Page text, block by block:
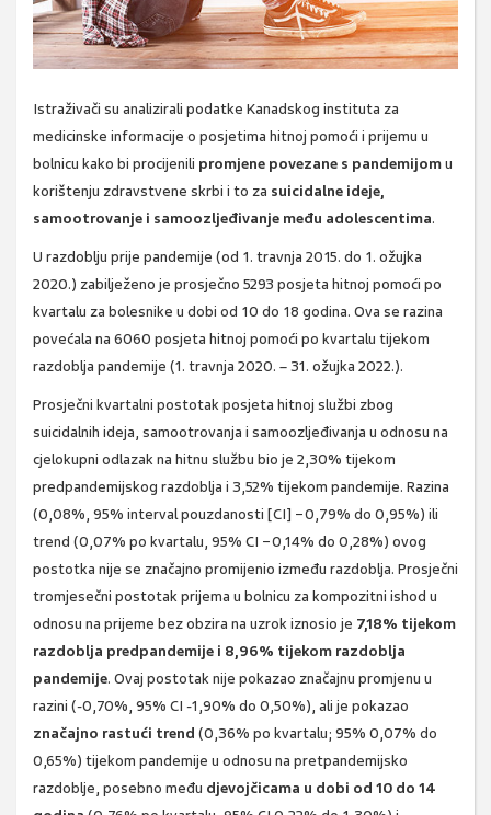
Istraživači su analizirali podatke Kanadskog instituta za
medicinske informacije o posjetima hitnoj pomoći i prijemu u
bolnicu kako bi procijenili promjene povezane s pandemijomu
korištenju zdravstvene skrbi i to za suicidalne ideje,
samootrovanje i samoozljeđivanje među adolescentima.
U razdoblju prije pandemije (od 1. travnja 2015. do 1. ožujka
2020.) zabilježeno je prosječno 5293 posjeta hitnoj pomoći po
kvartalu za bolesnike u dobi od 10 do 18 godina. Ova se razina
povećala na 6060 posjeta hitnoj pomoći po kvartalu tijekom
razdoblja pandemije (1. travnja 2020. – 31. ožujka 2022.).
Prosječni kvartalni postotak posjeta hitnoj službi zbog
suicidalnih ideja, samootrovanja i samoozljeđivanja u odnosu na
cjelokupni odlazak na hitnu službu bio je 2,30% tijekom
predpandemijskog razdoblja i 3,52% tijekom pandemije. Razina
(0,08%, 95% interval pouzdanosti [CI] −0,79% do 0,95%) ili
trend (0,07% po kvartalu, 95% CI −0,14% do 0,28%) ovog
postotka nije se značajno promijenio između razdoblja. Prosječni
tromjesečni postotak prijema u bolnicu za kompozitni ishod u
odnosu na prijeme bez obzira na uzrok iznosio je 7,18% tijekom
razdoblja predpandemije i 8,96% tijekom razdoblja
pandemije. Ovaj postotak nije pokazao značajnu promjenu u
razini (-0,70%, 95% CI -1,90% do 0,50%), ali je pokazao
značajno rastući trend (0,36% po kvartalu; 95% 0,07% do
0,65%) tijekom pandemije u odnosu na pretpandemijsko
razdoblje, posebno među djevojčicama u dobi od 10 do 14